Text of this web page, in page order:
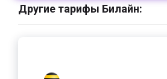
Другие тарифы Билайн: